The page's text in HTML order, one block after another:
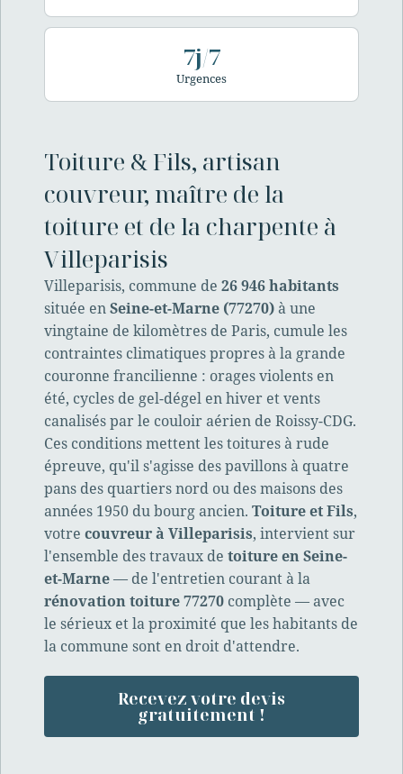
7j/7
Urgences
Toiture & Fils, artisan
couvreur, maître de la
toiture et de la charpente à
Villeparisis
Villeparisis, commune de 26 946 habitants
située enSeine-et-Marne (77270)à une
vingtaine de kilomètres de Paris, cumule les
contraintes climatiques propres à la grande
couronne francilienne : orages violents en
été, cycles de gel-dégel en hiver et vents
canalisés par le couloir aérien de Roissy-CDG.
Ces conditions mettent les toitures à rude
épreuve, qu'il s'agisse des pavillons à quatre
pans des quartiers nord ou des maisons des
années 1950 du bourg ancien. Toiture et Fils,
votre couvreur à Villeparisis, intervient sur
l'ensemble des travaux de toiture en Seine-
et-Marne— de l'entretien courant à la
rénovation toiture 77270 complète — avec
le sérieux et la proximité que les habitants de
la commune sont en droit d'attendre.
Recevez votre devis
gratuitement !